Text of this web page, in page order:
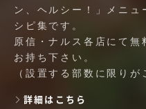
ン、ヘルシー！」メニ
シピ集です。
原信・ナルス各店にて
お持ち下さい。
（設置する部数に限り
詳細はこちら